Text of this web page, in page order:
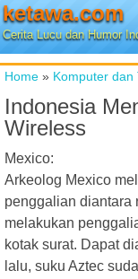
ketawa.com
Cerita Lucu dan Humor
Home » Komputer dan
Indonesia
Wireless
Mexico:
Arkeolog Mexico
penggalian diantara
melakukan
kotak surat. Dapat
lalu, suku Aztec